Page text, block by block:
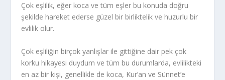
Çok eşlilik, eğer koca ve tüm eşler bu konuda doğru
şekilde hareket ederse güzel bir birliktelik ve huzurlu bir
evlilik olur.
Çok eşliliğin birçok yanlışlar ile gittiğine dair pek çok
korku hikayesi duydum ve tüm bu durumlarda, evlilikteki
en az bir kişi, genellikle de koca, Kur’an ve Sünnet’e